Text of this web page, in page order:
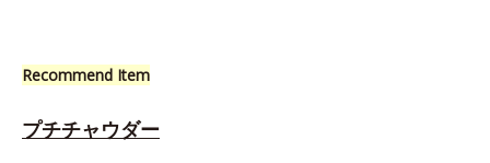
Recommend Item
プチチャウダー